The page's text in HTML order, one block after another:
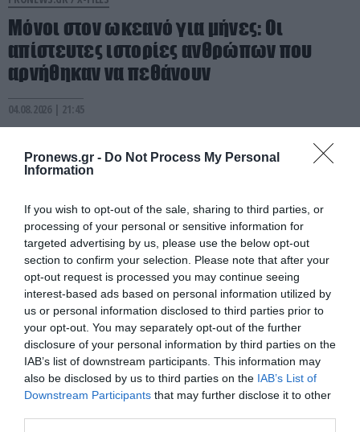
Pronews.gr - Do Not Process My Personal
Information
If you wish to opt-out of the sale, sharing to third parties, or
processing of your personal or sensitive information for
targeted advertising by us, please use the below opt-out
section to confirm your selection. Please note that after your
opt-out request is processed you may continue seeing
interest-based ads based on personal information utilized by
us or personal information disclosed to third parties prior to
your opt-out. You may separately opt-out of the further
disclosure of your personal information by third parties on the
IAB’s list of downstream participants. This information may
also be disclosed by us to third parties on the IAB’s List of
Downstream Participants that may further disclose it to other
Μόνοι στον ωκεανό για μήνες: Οι
απίστευτες ιστορίες ανθρώπων που
αρνήθηκαν να πεθάνουν
04.08.2026 | 21:45
PRONEWS.GR / X-FILES
Το «εξωγήινο» σπήλαιο στο Μεξικό με
τους τεράστιους κρυστάλλους που